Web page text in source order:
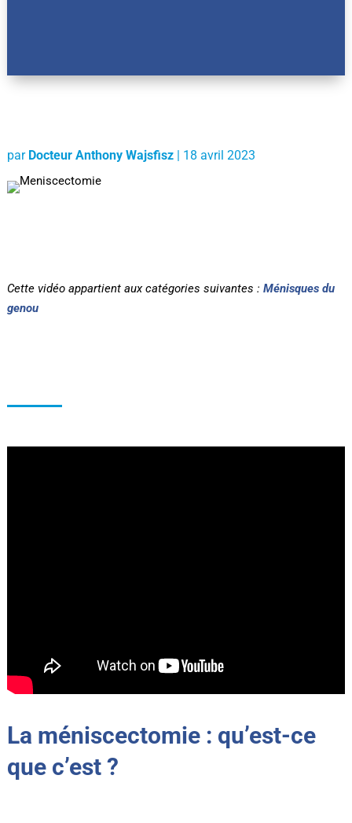
par Docteur Anthony Wajsfisz| 18 avril 2023
Cette vidéo appartient aux catégories suivantes : Ménisques du
genou
La méniscectomie : qu’est-ce
que c’est ?